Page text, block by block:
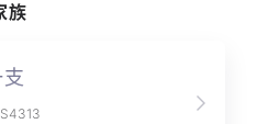
族